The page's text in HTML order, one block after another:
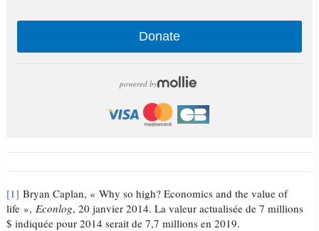
Donate
powered by
[1] Bryan Caplan, « Why so high? Economics and the value of
life », Econlog, 20 janvier 2014. La valeur actualisée de 7 millions
$ indiquée pour 2014 serait de 7,7 millions en 2019.